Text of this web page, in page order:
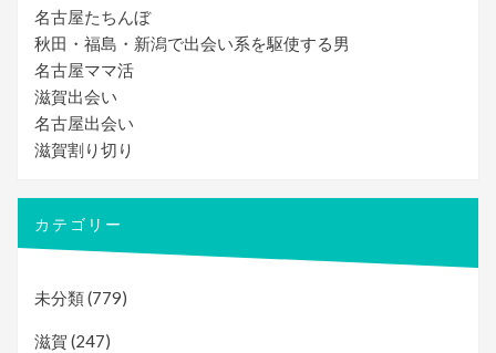
ン
名古屋たちんぼ
秋田・福島・新潟で出会い系を駆使する男
名古屋ママ活
滋賀出会い
名古屋出会い
滋賀割り切り
カテゴリー
未分類(779)
滋賀 (247)